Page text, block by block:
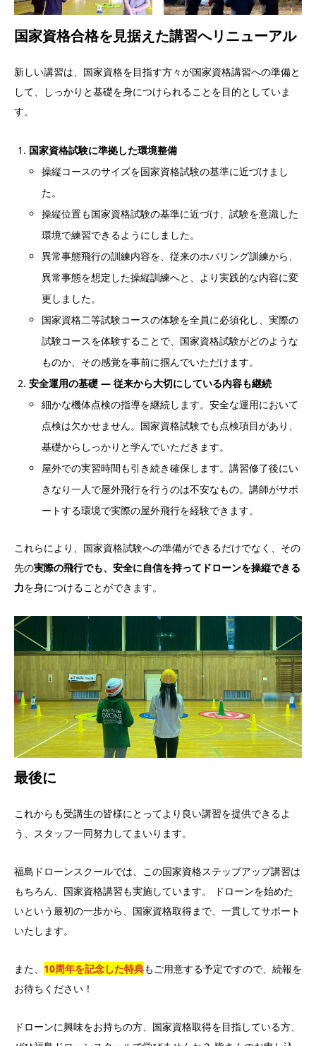
国家資格合格を見据えた講習へリニューアル
新しい講習は、国家資格を目指す方々が国家資格講習への準備と
して、しっかりと基礎を身につけられることを目的としていま
す。
国家資格試験に準拠した環境整備
操縦コースのサイズを国家資格試験の基準に近づけまし
た。
操縦位置も国家資格試験の基準に近づけ、試験を意識した
環境で練習できるようにしました。
異常事態飛行の訓練内容を、従来のホバリング訓練から、
異常事態を想定した操縦訓練へと、より実践的な内容に変
更しました。
国家資格二等試験コースの体験を全員に必須化し、実際の
試験コースを体験することで、国家資格試験がどのような
ものか、その感覚を事前に掴んでいただけます。
安全運用の基礎 ― 従来から大切にしている内容も継続
細かな機体点検の指導を継続します。安全な運用において
点検は欠かせません。国家資格試験でも点検項目があり、
基礎からしっかりと学んでいただきます。
屋外での実習時間も引き続き確保します。講習修了後にい
きなり一人で屋外飛行を行うのは不安なもの。講師がサポ
ートする環境で実際の屋外飛行を経験できます。
これらにより、国家資格試験への準備ができるだけでなく、その
先の実際の飛行でも、安全に自信を持ってドローンを操縦できる
力を身につけることができます。
最後に
これからも受講生の皆様にとってより良い講習を提供できるよ
う、スタッフ一同努力してまいります。
福島ドローンスクールでは、この国家資格ステップアップ講習は
もちろん、国家資格講習も実施しています。 ドローンを始めた
いという最初の一歩から、国家資格取得まで、一貫してサポート
いたします。
また、 10周年を記念した特典もご用意する予定ですので、続報を
お待ちください！
ドローンに興味をお持ちの方、国家資格取得を目指している方、